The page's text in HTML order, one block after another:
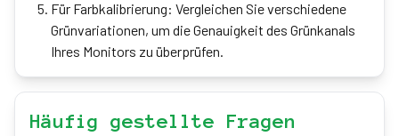
Für Farbkalibrierung: Vergleichen Sie verschiedene
Grünvariationen, um die Genauigkeit des Grünkanals
Ihres Monitors zu überprüfen.
Häufig gestellte Fragen